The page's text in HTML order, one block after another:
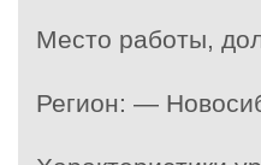
Место работы,
Регион: —